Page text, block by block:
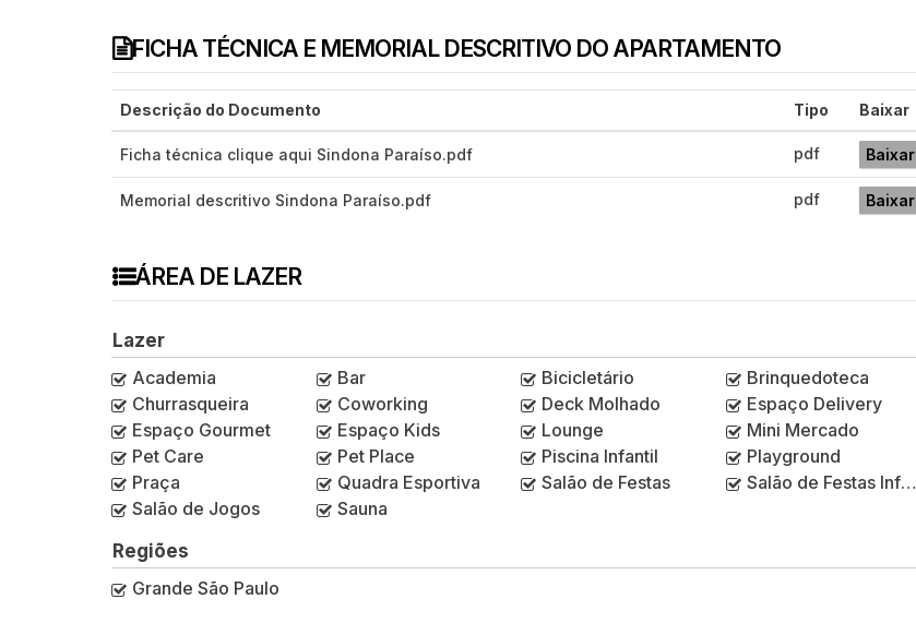
FICHA TÉCNICA E MEMORIAL DESCRITIVO DO APARTAMENTO
Descrição do Documento Tipo Baixar
Ficha técnica clique aqui Sindona Paraíso.pdf pdf Baixar
Memorial descritivo Sindona Paraíso.pdf pdf Baixar
ÁREA DE LAZER
Lazer
Academia
Bar Bicicletário
Brinquedoteca
Churrasqueira
Coworking Deck Molhado
Espaço Delivery
Espaço Gourmet
Espaço Kids Lounge
Mini Mercado
Pet Care
Pet Place Piscina Infantil
Playground
Praça
Quadra Esportiva Salão de Festas
Salão de Festas Infantil
Salão de Jogos
Sauna
Regiões
Grande São Paulo